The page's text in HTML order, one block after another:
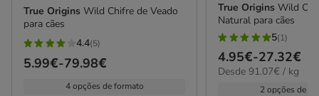
True Origins Wild Chifre de Veado
para cães
4.4
estrelas
4.4(5)
Preço
5.99€-79.98€
4 opções de formato
True OriginsWild
Natural para cães
5
estrelas
com
5(1)
Preço
de
4.95€-27.32€
91.07€
Desde 91.07€ / kg
2 opções de